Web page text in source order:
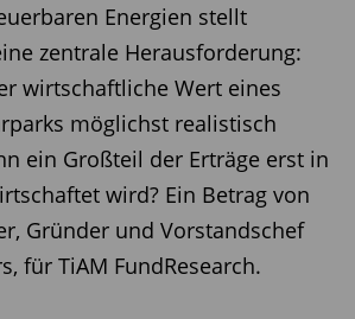
Energien stellt
zentrale Herausforderung:
wirtschaftliche Wert eines
möglichst realistisch
ein Großteil der Erträge erst in
wird? Ein Betrag von
Gründer und Vorstandschef
für TiAM FundResearch.